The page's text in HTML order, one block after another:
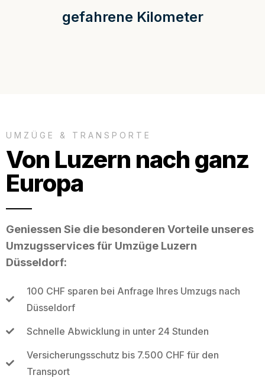
gefahrene Kilometer
UMZÜGE & TRANSPORTE
Von Luzern nach ganz
Europa
Geniessen Sie die besonderen Vorteile unseres
Umzugsservices für Umzüge Luzern
Düsseldorf:
100 CHF sparen bei Anfrage Ihres Umzugs nach
Düsseldorf
Schnelle Abwicklung in unter 24 Stunden
Versicherungsschutz bis 7.500 CHF für den
Transport